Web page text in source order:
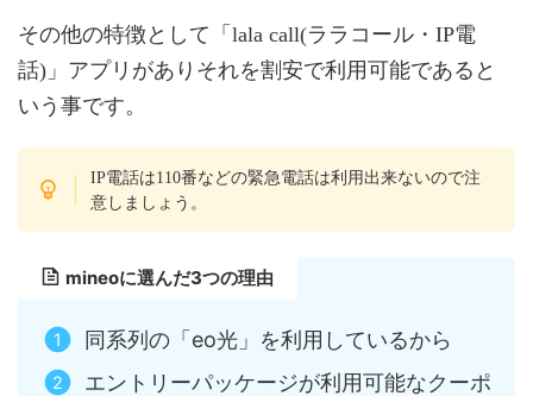
その他の特徴として「lala call(ララコール・IP電
話)」アプリがありそれを割安で利用可能であると
いう事です。
IP電話は110番などの緊急電話は利用出来ないので注
意しましょう。
mineoに選んだ3つの理由
同系列の「eo光」を利用しているから
エントリーパッケージが利用可能なクーポ